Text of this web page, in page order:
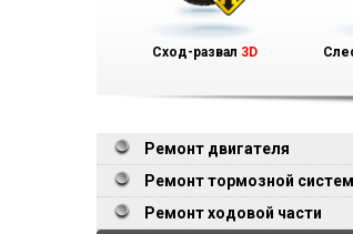
Сход-развал 3D
Ремонт двигателя
Ремонт тормозной
Ремонт ходовой части